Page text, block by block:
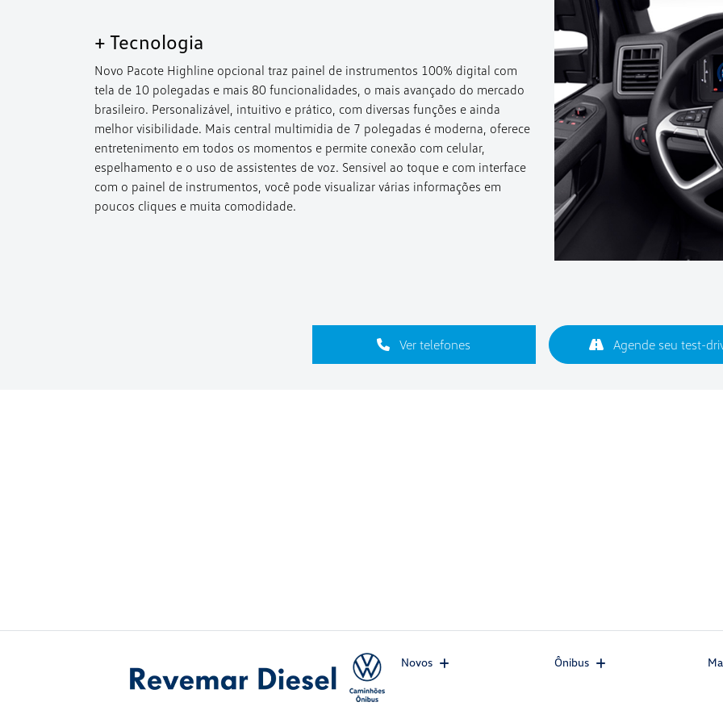
+ Tecnologia
Novo Pacote Highline opcional traz painel de instrumentos 100% digital com
tela de 10 polegadas e mais 80 funcionalidades, o mais avançado do mercado
brasileiro. Personalizável, intuitivo e prático, com diversas funções e ainda
melhor visibilidade. Mais central multimídia de 7 polegadas é moderna, oferece
entretenimento em todos os momentos e permite conexão com celular,
espelhamento e o uso de assistentes de voz. Sensível ao toque e com interface
com o painel de instrumentos, você pode visualizar várias informações em
poucos cliques e muita comodidade.
Ver telefones Agende seu test-
Novos Ônibus